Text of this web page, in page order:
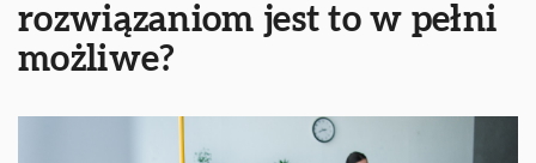
rozwiązaniom jest to w pełni
możliwe?